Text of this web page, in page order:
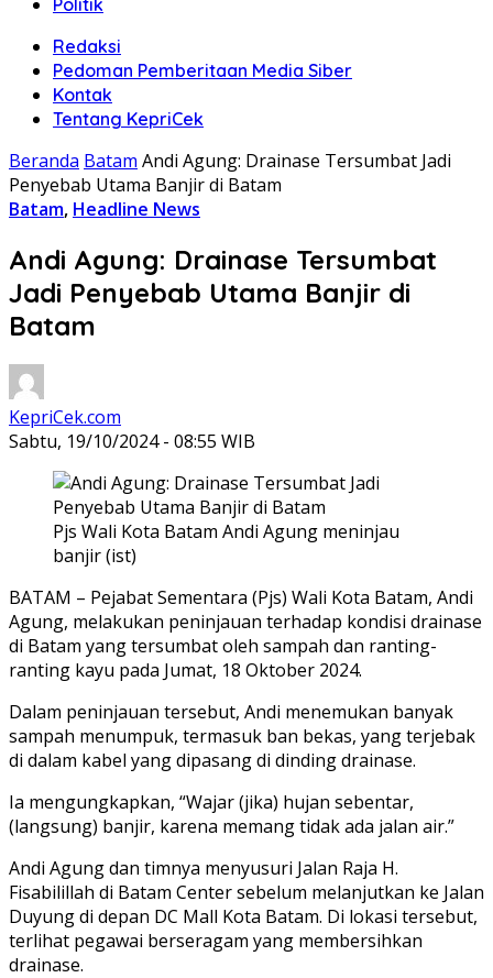
Politik
Redaksi
Pedoman Pemberitaan Media Siber
Kontak
Tentang KepriCek
Beranda Batam Andi Agung: Drainase Tersumbat Jadi
Penyebab Utama Banjir di Batam
Batam, Headline News
Andi Agung: Drainase Tersumbat
Jadi Penyebab Utama Banjir di
Batam
KepriCek.com
Sabtu, 19/10/2024 - 08:55 WIB
Pjs Wali Kota Batam Andi Agung meninjau
banjir (ist)
BATAM – Pejabat Sementara (Pjs) Wali Kota Batam, Andi
Agung, melakukan peninjauan terhadap kondisi drainase
di Batam yang tersumbat oleh sampah dan ranting-
ranting kayu pada Jumat, 18 Oktober 2024.
Dalam peninjauan tersebut, Andi menemukan banyak
sampah menumpuk, termasuk ban bekas, yang terjebak
di dalam kabel yang dipasang di dinding drainase.
Ia mengungkapkan, “Wajar (jika) hujan sebentar,
(langsung) banjir, karena memang tidak ada jalan air.”
Andi Agung dan timnya menyusuri Jalan Raja H.
Fisabilillah di Batam Center sebelum melanjutkan ke Jalan
Duyung di depan DC Mall Kota Batam. Di lokasi tersebut,
terlihat pegawai berseragam yang membersihkan
drainase.